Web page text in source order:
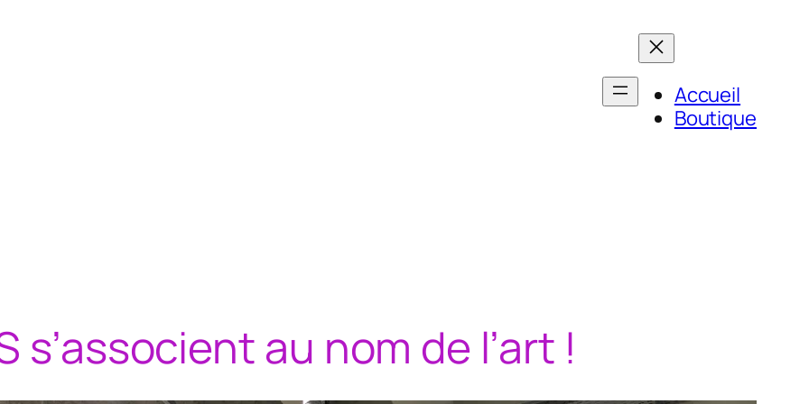
Accueil
Boutique
s’associent au nom de l’art !